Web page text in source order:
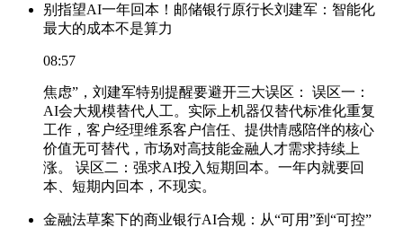
别指望AI一年回本！邮储银行原行长刘建军：智能化
最大的成本不是算力
08:57
焦虑”，刘建军特别提醒要避开三大误区： 误区一：
AI会大规模替代人工。实际上机器仅替代标准化重复
工作，客户经理维系客户信任、提供情感陪伴的核心
价值无可替代，市场对高技能金融人才需求持续上
涨。 误区二：强求AI投入短期回本。一年内就要回
本、短期内回本，不现实。
金融法草案下的商业银行AI合规：从“可用”到“可控”